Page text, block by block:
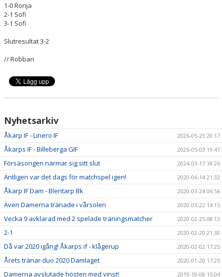
1-0 Ronja
2-1 Sofi
3-1 Sofi
Slutresultat 3-2
// Robban
Nyhetsarkiv
Åkarp IF - Linero IF 2026-05-23 20:17
Åkarps IF - Billeberga GIF 2026-05-03 19:47
Försäsongen närmar sig sitt slut 2024-03-17 18:26
Äntligen var det dags för matchspel igen! 2020-06-14 21:32
Åkarp IF Dam - Blentarp Bk 2020-03-24 06:56
Även Damerna tränade i vårsolen 2020-03-22 14:15
Vecka 9 avklarad med 2 spelade träningsmatcher 2020-02-25 08:13
2-1 2020-02-20 21:30
Då var 2020 igång! Åkarps if - klågerup 2020-02-02 17:25
Årets tränar duo 2020 Damlaget 2020-01-20 17:25
Damerna avslutade hösten med vinst! 2019-10-08 15:04